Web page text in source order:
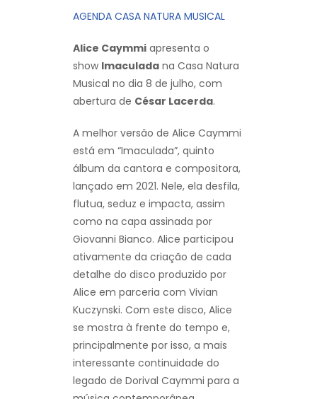
AGENDA CASA NATURA MUSICAL
Alice Caymmi apresenta o
show Imaculada na Casa Natura
Musical no dia 8 de julho, com
abertura de César Lacerda.
A melhor versão de Alice Caymmi
está em “Imaculada”, quinto
álbum da cantora e compositora,
lançado em 2021. Nele, ela desfila,
flutua, seduz e impacta, assim
como na capa assinada por
Giovanni Bianco. Alice participou
ativamente da criação de cada
detalhe do disco produzido por
Alice em parceria com Vivian
Kuczynski. Com este disco, Alice
se mostra à frente do tempo e,
principalmente por isso, a mais
interessante continuidade do
legado de Dorival Caymmi para a